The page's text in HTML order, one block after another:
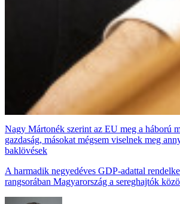
Nagy Mártonék szerint az EU meg a háború
gazdaság, másokat mégsem viselnek meg
baklövések
A harmadik negyedéves GDP-adattal
rangsorában Magyarország a sereghajtók